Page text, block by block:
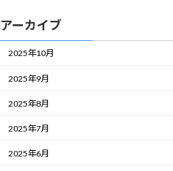
アーカイブ
2025年10月
2025年9月
2025年8月
2025年7月
2025年6月